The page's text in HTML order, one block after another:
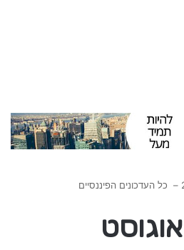
יום שישי 8 אוגוסט